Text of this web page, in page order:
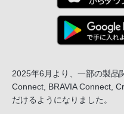
2025年6月より、一部の製品
Connect, BRAVIA Connect,
だけるようになりました。